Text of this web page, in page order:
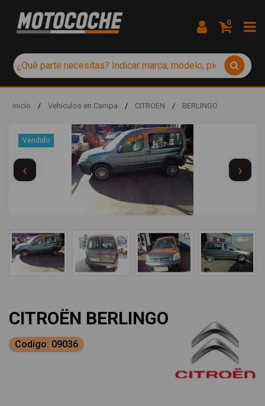
0
Inicio / Vehículos en Campa / CITROEN / BERLINGO
Vendido
‹ ›
CITROËN BERLINGO
Codigo: 09036